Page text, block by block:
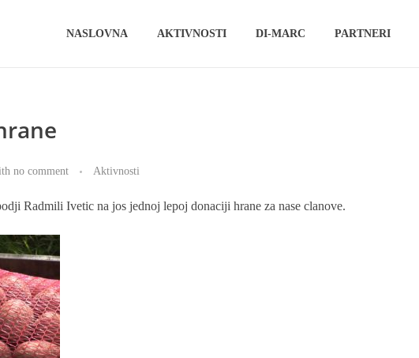
NASLOVNA AKTIVNOSTI DI-MARC PARTNERI
no comment Aktivnosti
Radmili Ivetic na jos jednoj lepoj donaciji hrane za nase clanove.